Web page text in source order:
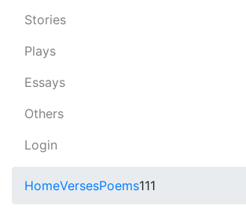
Stories
Plays
Essays
Others
Login
HomeVersesPoems111